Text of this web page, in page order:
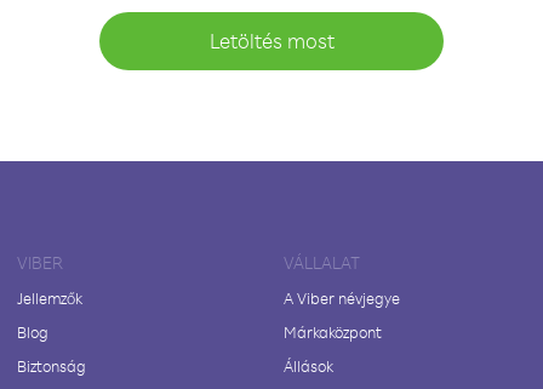
Letöltés most
VIBER
Jellemzők
Blog
Biztonság
VÁLLALAT
A Viber névjegye
Márkaközpont
Állások